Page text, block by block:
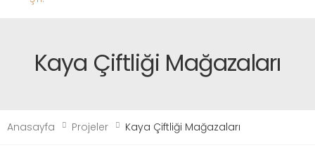
Kaya Çiftliği Mağazaları
Anasayfa Projeler Kaya Çiftliği Mağazaları